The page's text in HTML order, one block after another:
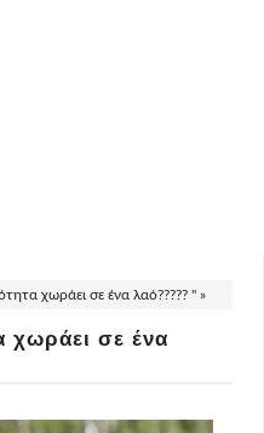
χωράει σε ένα λαό????? " »
χωράει σε ένα